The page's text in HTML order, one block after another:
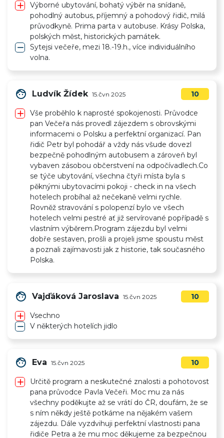
add Výborné ubytování, bohatý výběr na snídaně,
pohodlný autobus, příjemný a pohodový řidič, milá
průvodkyně. Prima parta v autobuse. Krásy Polska,
polských měst, historických památek.
remove Sytejsi večeře, mezi 18.-19.h., více individuálního
volna.
face Ludvík Žídek 15.čvn 2025
add Vše proběhlo k naprosté spokojenosti. Průvodce
pan Večeřa nás provedl zájezdem s obrovskými
informacemi o Polsku a perfektní organizací. Pan
řidič Petr byl pohodář a vždy nás všude dovezl
bezpečně pohodlným autobusem a zároveň byl
vybaven zásobou občerstvení na odpočívadlech.Co
se týče ubytování, všechna čtyři místa byla s
pěknými ubytovacími pokoji - check in na všech
hotelech probíhal až nečekaně velmi rychle.
Rovněž stravování s polopenzí bylo ve všech
hotelech velmi pestré ať již servírované popřípadě s
vlastním výběrem.Program zájezdu byl velmi
dobře sestaven, prošli a projeli jsme spoustu měst
a poznali zajímavosti jak z historie, tak současného
Polska.
10
face Vajďáková Jaroslava 15.čvn 2025
add Vsechno
remove V některých hotelích jidlo
10
face Eva 15.čvn 2025
add
Určitě program a neskutečné znalosti a pohotovost
pana průvodce Pavla Večeři. Moc mu za nás
všechny poděkujte až se vrátí do ČR, doufám, že se
s ním někdy ještě potkáme na nějakém vašem
zájezdu. Dále vyzdvihuji perfektní vlastnosti pana
řidiče Petra a že mu moc děkujeme za bezpečnou
10